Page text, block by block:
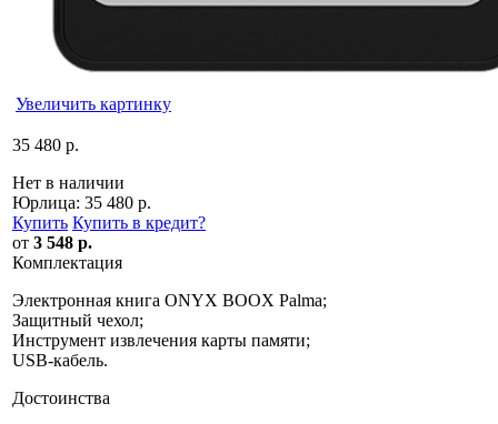
Увеличить картинку
35 480 р.
Нет в наличии
Юрлица: 35 480 р.
Купить Купить в кредит?
от 3 548 р.
Комплектация
Электронная книга ONYX BOOX Palma;
Защитный чехол;
Инструмент извлечения карты памяти;
USB-кабель.
Достоинства